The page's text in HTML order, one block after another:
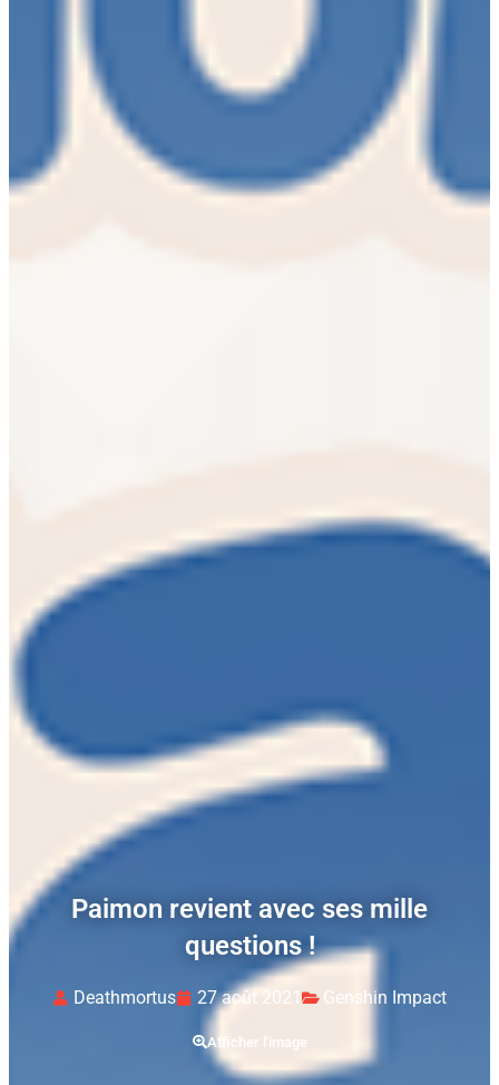
Paimon revient avec ses mille
questions !
Deathmortus 27 août 2021 Genshin Impact
Afficher l'image